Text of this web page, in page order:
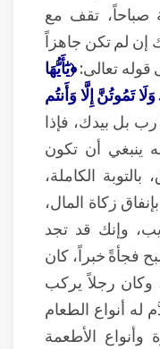
صباحاً، تقف مع
إن لم تكن جاهزاً
قوله تعالى:﴿يَٰٓأَيُّهَا
تَمُوتُنَّ إِلَّا وَأَنتُم
بل بيدك، فإذا
ينبغي أن تكون
الكاملة،
زكاة المال،
وإنك قد تجد
فجأةً خبراً، كان
وكان رجلاً يركب
له أنواع الطعام
الأطعمة